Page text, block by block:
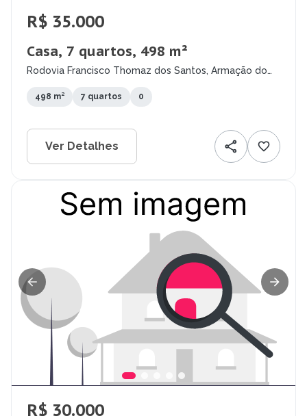
R$ 35.000
Casa, 7 quartos, 498 m²
Rodovia Francisco Thomaz dos Santos, Armação do
498 m² 7 quartos 0
Ver Detalhes
R$ 30.000